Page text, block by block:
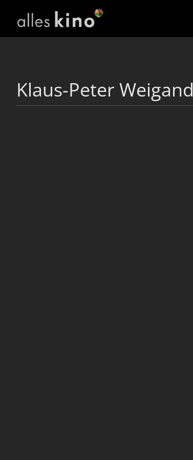
Klaus-Peter Weigand